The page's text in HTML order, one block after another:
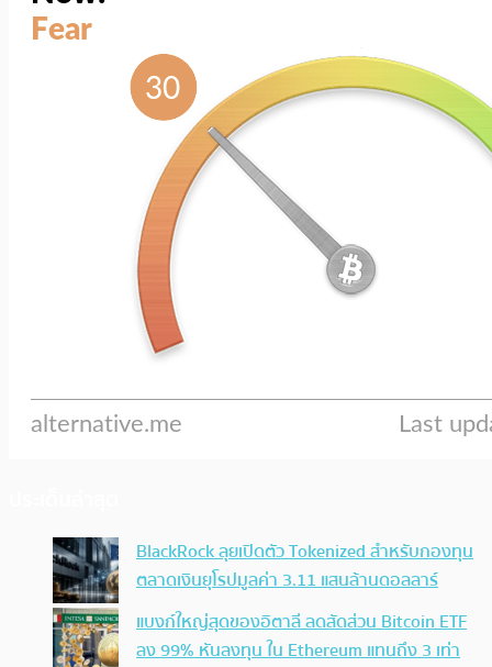
BlackRock ลุยเปิดตัว Tokenized สำหรับกองทุน
ตลาดเงินยุโรปมูลค่า 3.11 แสนล้านดอลลาร์
แบงก์ใหญ่สุดของอิตาลี ลดสัดส่วน Bitcoin ETF
ลง 99% หันลงทุน ใน Ethereum แทนถึง 3 เท่า